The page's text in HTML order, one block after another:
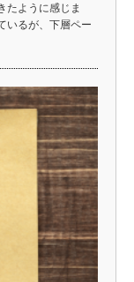
たように感じま
いるが、下層ペー